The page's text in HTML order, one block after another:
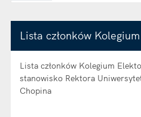
Lista członków
Lista członków Kolegium
stanowisko Rektora
Chopina